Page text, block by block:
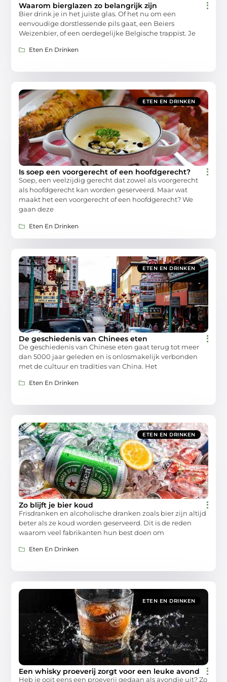
Waarom bierglazen zo belangrijk zijn
Bier drink je in het juiste glas. Of het nu om een
eenvoudige dorstlessende pils gaat, een Beiers
Weizenbier, of een oerdegelijke Belgische trappist. Je
Eten En Drinken
ETEN EN DRINKEN
Is soep een voorgerecht of een hoofdgerecht?
Soep, een veelzijdig gerecht dat zowel als voorgerecht
als hoofdgerecht kan worden geserveerd. Maar wat
maakt het een voorgerecht of een hoofdgerecht? We
gaan deze
Eten En Drinken
ETEN EN DRINKEN
De geschiedenis van Chinees eten
De geschiedenis van Chinese eten gaat terug tot meer
dan 5000 jaar geleden en is onlosmakelijk verbonden
met de cultuur en tradities van China. Het
Eten En Drinken
ETEN EN DRINKEN
Zo blijft je bier koud
Frisdranken en alcoholische dranken zoals bier zijn altijd
beter als ze koud worden geserveerd. Dit is de reden
waarom veel fabrikanten hun best doen om
Eten En Drinken
ETEN EN DRINKEN
Een whisky proeverij zorgt voor een leuke avond
Heb je ooit eens een proeverij gedaan als avondje uit? Zo